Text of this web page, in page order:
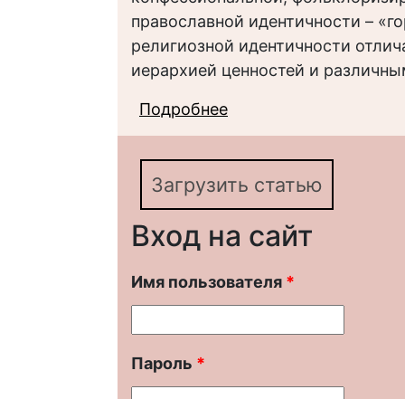
православной идентичности –
религиозной идентичности
иерархией ценностей и
Подробнее
структура
Загрузить статью
Вход на сайт
Имя пользователя *
Пароль *